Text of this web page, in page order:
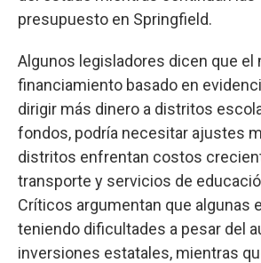
presupuesto en Springfield.
Algunos legisladores dicen que el
financiamiento basado en
dirigir más dinero a distritos
fondos, podría necesitar ajustes
distritos enfrentan costos
transporte y servicios de
Críticos argumentan que algunas
teniendo dificultades a pesar del
inversiones estatales, mientras